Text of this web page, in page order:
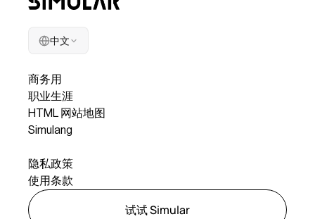
中文
商务用
职业生涯
HTML 网站地图
Simulang
隐私政策
使用条款
试试 Simular